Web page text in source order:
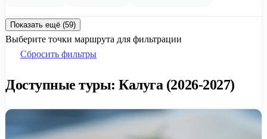
Показать ещё (59)
Выберите точки маршрута для фильтрации
Сбросить фильтры
Доступные туры: Калуга (2026-2027)